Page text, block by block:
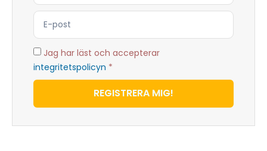
Jag har läst och accepterar
integritetspolicyn *
REGISTRERA MIG!